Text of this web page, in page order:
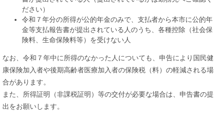
ださい）
令和７年分の所得が公的年金のみで、支払者から本市に公的年
金等支払報告書が提出されている人のうち、各種控除（社会保
険料、生命保険料等）を受けない人
なお、令和７年中に所得のなかった人についても、申告により国民健
康保険加入者や後期高齢者医療加入者の保険税（料）の軽減される場
合があります。
また、所得証明（非課税証明）等の交付が必要な場合は、申告書の提
出をお願いします。